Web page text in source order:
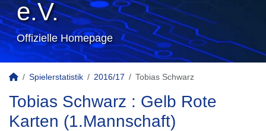
e.V.
Offizielle Homepage
Spielerstatistik 2016/17 Tobias Schwarz
Tobias Schwarz : Gelb Rote
Karten (1.Mannschaft)